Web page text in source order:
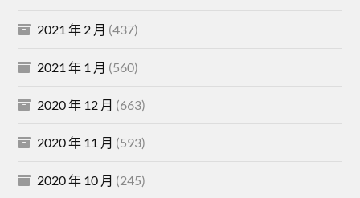
2021 年 2 月 (437)
2021 年 1 月 (560)
2020 年 12 月 (663)
2020 年 11 月 (593)
2020 年 10 月 (245)